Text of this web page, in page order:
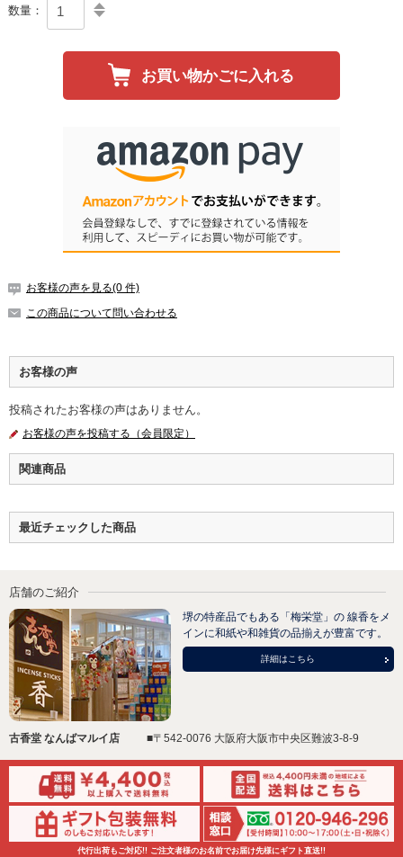
数量：
お買い物かごに入れる
お客様の声を見る(0 件)
この商品について問い合わせる
お客様の声
投稿されたお客様の声はありません。
お客様の声を投稿する（会員限定）
関連商品
最近チェックした商品
店舗のご紹介
堺の特産品でもある「梅栄堂」の 線香をメ
インに和紙や和雑貨の品揃えが豊富です。
詳細はこちら
古香堂 なんばマルイ店 ■〒542-0076 大阪府大阪市中央区難波3-8-9
代行出荷もご対応!! ご注文者様のお名前でお届け先様にギフト直送!!